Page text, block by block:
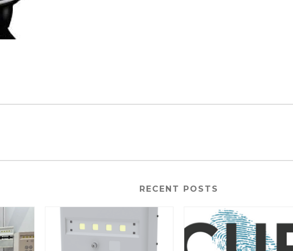
RECENT POSTS